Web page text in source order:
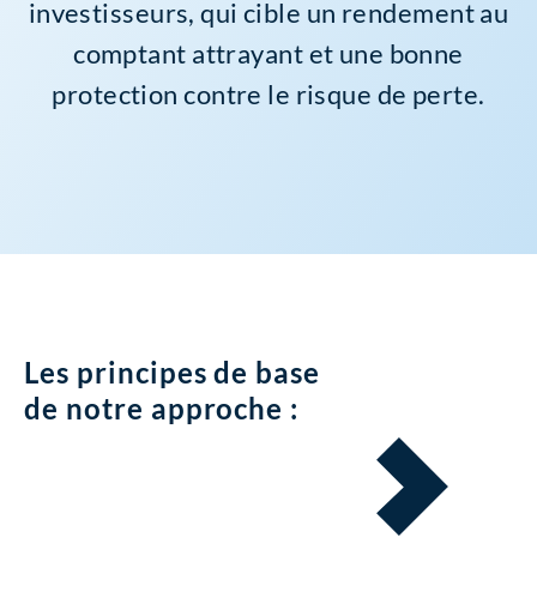
investisseurs, qui cible un rendement au
comptant attrayant et une bonne
protection contre le risque de perte.
Les principes de base
de notre approche :